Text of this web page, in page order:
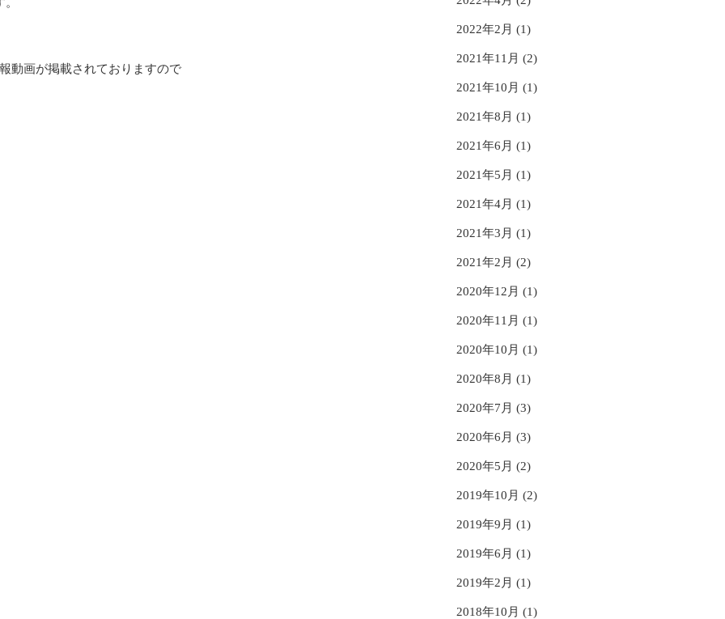
動画が掲載されておりますので
2022年2月 (1)
2021年11月 (2)
2021年10月 (1)
2021年8月 (1)
2021年6月 (1)
2021年5月 (1)
2021年4月 (1)
2021年3月 (1)
2021年2月 (2)
2020年12月 (1)
2020年11月 (1)
2020年10月 (1)
2020年8月 (1)
2020年7月 (3)
2020年6月 (3)
2020年5月 (2)
2019年10月 (2)
2019年9月 (1)
2019年6月 (1)
2019年2月 (1)
2018年10月 (1)